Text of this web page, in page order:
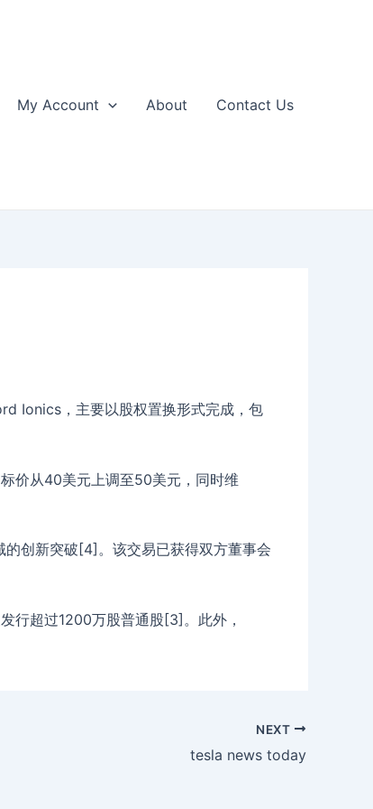
My Account About Contact Us
Ionics，主要以股权置换形式完成，包
价从40美元上调至50美元，同时维
创新突破[4]。该交易已获得双方董事会
行超过1200万股普通股[3]。此外，
NEXT
tesla news today